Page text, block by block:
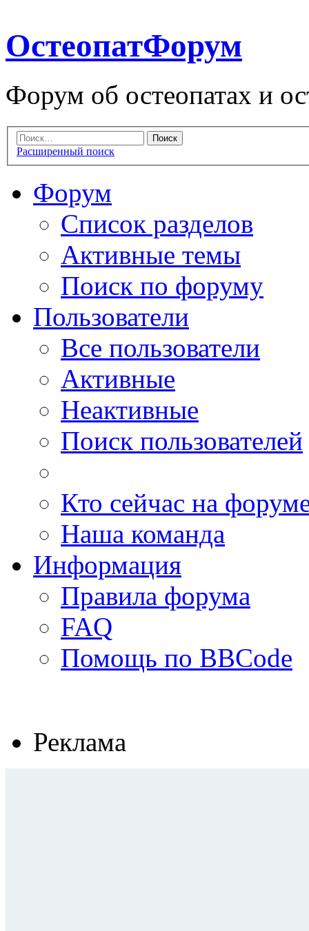
ОстеопатФорум
Форум об остеопатах и
Расширенный поиск
Форум
Список разделов
Активные темы
Поиск по форуму
Пользователи
Все пользователи
Активные
Неактивные
Поиск пользователей
Кто сейчас на
Наша команда
Информация
Правила форума
FAQ
Помощь по BBCode
Реклама